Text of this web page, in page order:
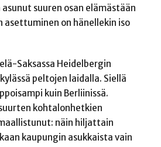
suuren osan elämästään
asettuminen on hänellekin iso
Saksassa Heidelbergin
peltojen laidalla. Siellä
kuin Berliinissä.
kohtalonhetkien
näin hiljattain
kaupungin asukkaista vain